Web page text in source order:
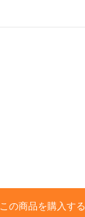
この商品を購入する